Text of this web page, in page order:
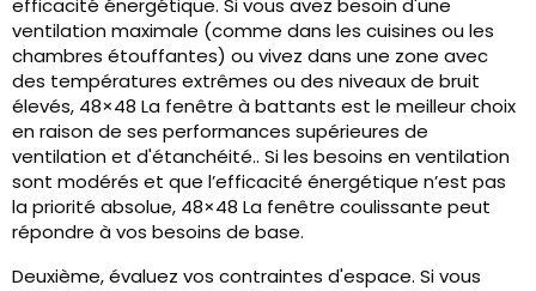
efficacité énergétique. Si vous avez besoin d'une
ventilation maximale (comme dans les cuisines ou les
chambres étouffantes) ou vivez dans une zone avec
des températures extrêmes ou des niveaux de bruit
élevés, 48×48 La fenêtre à battants est le meilleur choix
en raison de ses performances supérieures de
ventilation et d'étanchéité.. Si les besoins en ventilation
sont modérés et que l’efficacité énergétique n’est pas
la priorité absolue, 48×48 La fenêtre coulissante peut
répondre à vos besoins de base.
Deuxième, évaluez vos contraintes d'espace. Si vous